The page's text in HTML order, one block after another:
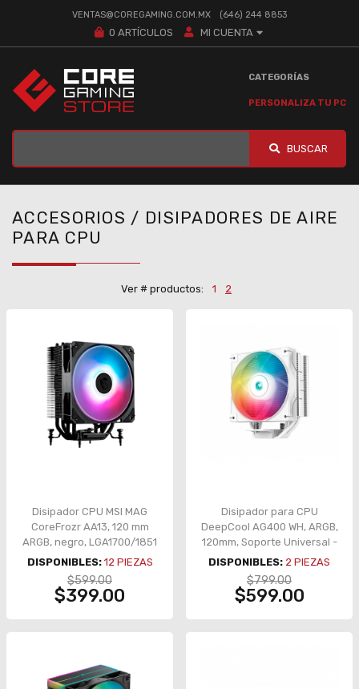
VENTAS@COREGAMING.COM.MX (646) 244 8853
0 ARTÍCULOS MI CUENTA
CATEGORÍAS
PERSONALIZA TU PC
BUSCAR
ACCESORIOS / DISIPADORES DE AIRE
PARA CPU
Ver # productos: 1 2
Disipador CPU MSI MAG
CoreFrozr AA13, 120 mm
ARGB, negro, LGA1700/1851
y AM4/AM5 – MAG
COREFROZR AA13
DISPONIBLES: 12PIEZAS
$599.00
$399.00
Disipador para CPU
DeepCool AG400 WH, ARGB,
120mm, Soporte Universal -
R-AG400-WHANMC-G-2
DISPONIBLES: 2 PIEZAS
$799.00
$599.00